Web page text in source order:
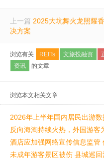
上一篇 2025大坑舞火龙照耀
决方案
浏览有关 REITs 文旅投融资
资讯
的文章
浏览本文相关文章
2026年上半年国内居民出游
反向海淘持续火热，外国游客
酒店应加强网络宣传信息监管
未成年游客景区被伤 县城巡